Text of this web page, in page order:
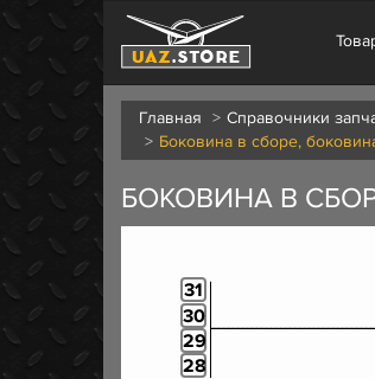
Главная Справочники
Боковина в сборе,
БОКОВИНА В
28
29
30
31